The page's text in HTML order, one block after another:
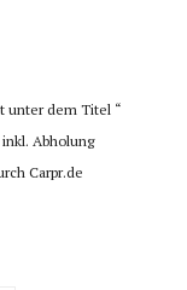
unter dem Titel “
Abholung
Carpr.de